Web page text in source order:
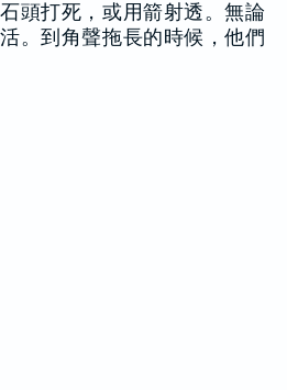
頭打死，或用箭射透。無論
。到角聲拖長的時候，他們